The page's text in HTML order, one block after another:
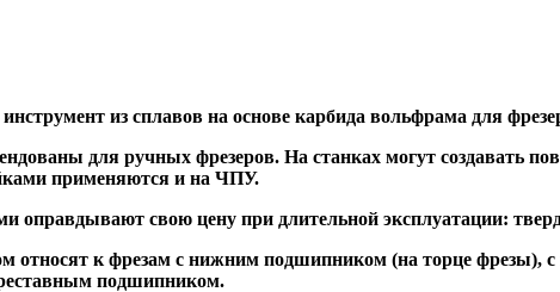
из сплавов на основе карбида вольфрама для
для ручных фрезеров. На станках могут создавать
применяются и на ЧПУ.
оправдывают свою цену при длительной эксплуатации:
относят к фрезам с нижним подшипником (на торце фрезы),
подшипником.